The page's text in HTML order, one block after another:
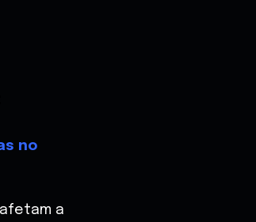
no
a